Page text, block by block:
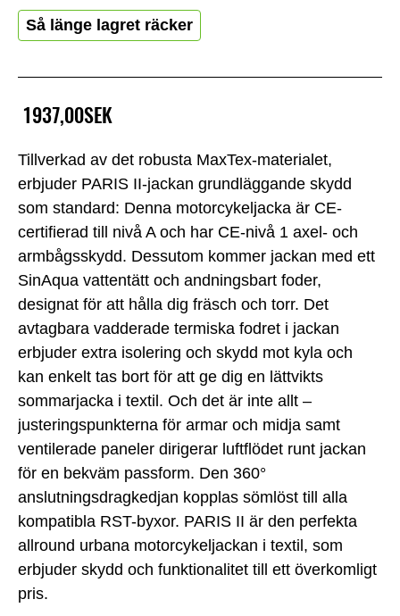
Tillverkad av det robusta MaxTex-materialet,
erbjuder PARIS II-jackan grundläggande skydd
som standard: Denna motorcykeljacka är CE-
certifierad till nivå A och har CE-nivå 1 axel- och
armbågsskydd. Dessutom kommer jackan med ett
SinAqua vattentätt och andningsbart foder,
designat för att hålla dig fräsch och torr. Det
avtagbara vadderade termiska fodret i jackan
erbjuder extra isolering och skydd mot kyla och
kan enkelt tas bort för att ge dig en lättvikts
sommarjacka i textil. Och det är inte allt –
justeringspunkterna för armar och midja samt
ventilerade paneler dirigerar luftflödet runt jackan
för en bekväm passform. Den 360°
anslutningsdragkedjan kopplas sömlöst till alla
kompatibla RST-byxor. PARIS II är den perfekta
allround urbana motorcykeljackan i textil, som
erbjuder skydd och funktionalitet till ett överkomligt
pris.
1937,00SEK
Så länge lagret räcker